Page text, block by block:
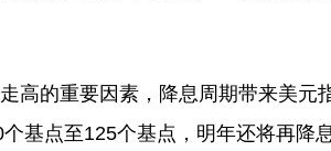
的重要因素，降息周期带来美元
基点至125个基点，明年还将再